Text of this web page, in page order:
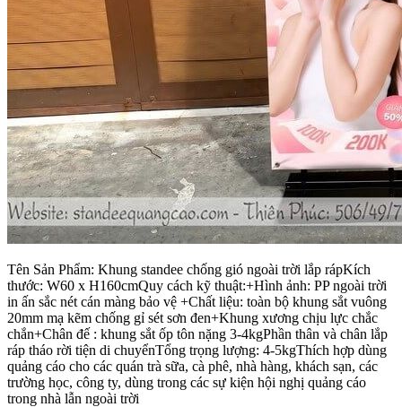
Tên Sản Phẩm: Khung standee chống gió ngoài trời lắp rápKích
thước: W60 x H160cmQuy cách kỹ thuật:+Hình ảnh: PP ngoài trời
in ấn sắc nét cán màng bảo vệ +Chất liệu: toàn bộ khung sắt vuông
20mm mạ kẽm chống gỉ sét sơn đen+Khung xương chịu lực chắc
chắn+Chân đế : khung sắt ốp tôn nặng 3-4kgPhần thân và chân lắp
ráp tháo rời tiện di chuyểnTổng trọng lượng: 4-5kgThích hợp dùng
quảng cáo cho các quán trà sữa, cà phê, nhà hàng, khách sạn, các
trường học, công ty, dùng trong các sự kiện hội nghị quảng cáo
trong nhà lẫn ngoài trời